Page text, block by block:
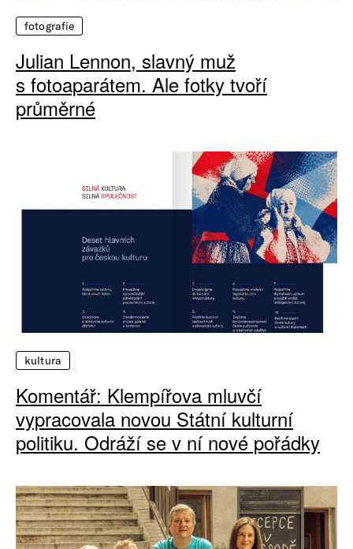
fotografie
Julian Lennon, slavný muž
s fotoaparátem. Ale fotky tvoří
průměrné
kultura
Komentář: Klempířova mluvčí
vypracovala novou Státní kulturní
politiku. Odráží se v ní nové pořádky